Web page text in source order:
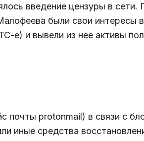
введение цензуры в
были свои интересы
и вывели из нее активы
protonmail) в связи с
иные средства